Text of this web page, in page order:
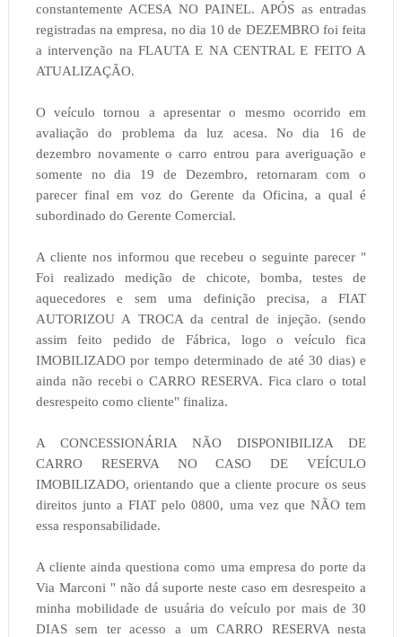
constantemente ACESA NO PAINEL. APÓS as entradas
registradas na empresa, no dia 10 de DEZEMBRO foi feita
a intervenção na FLAUTA E NA CENTRAL E FEITO A
ATUALIZAÇÃO.
O veículo tornou a apresentar o mesmo ocorrido em
avaliação do problema da luz acesa. No dia 16 de
dezembro novamente o carro entrou para averiguação e
somente no dia 19 de Dezembro, retornaram com o
parecer final em voz do Gerente da Oficina, a qual é
subordinado do Gerente Comercial.
A cliente nos informou que recebeu o seguinte parecer "
Foi realizado medição de chicote, bomba, testes de
aquecedores e sem uma definição precisa, a FIAT
AUTORIZOU A TROCA da central de injeção. (sendo
assim feito pedido de Fábrica, logo o veículo fica
IMOBILIZADO por tempo determinado de até 30 dias) e
ainda não recebi o CARRO RESERVA. Fica claro o total
desrespeito como cliente" finaliza.
A CONCESSIONÁRIA NÃO DISPONIBILIZA DE
CARRO RESERVA NO CASO DE VEÍCULO
IMOBILIZADO, orientando que a cliente procure os seus
direitos junto a FIAT pelo 0800, uma vez que NÃO tem
essa responsabilidade.
A cliente ainda questiona como uma empresa do porte da
Via Marconi " não dá suporte neste caso em desrespeito a
minha mobilidade de usuária do veículo por mais de 30
DIAS sem ter acesso a um CARRO RESERVA nesta